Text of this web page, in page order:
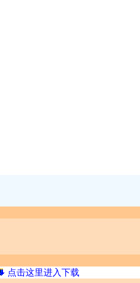
点击这里进入下载